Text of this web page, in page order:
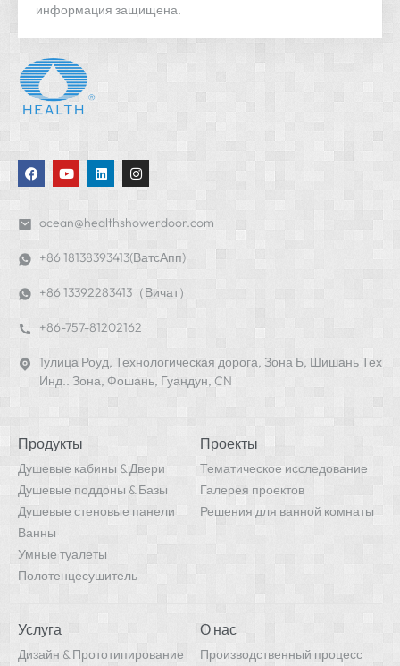
информация защищена.
ocean@healthshowerdoor.com
+86 18138393413(ВатсАпп)
+86 13392283413（Вичат）
+86-757-81202162
1улица Роуд, Технологическая дорога, Зона Б, Шишань Тех
Инд.. Зона, Фошань, Гуандун, CN
Продукты
Душевые кабины & Двери
Душевые поддоны & Базы
Душевые стеновые панели
Ванны
Умные туалеты
Полотенцесушитель
Проекты
Тематическое исследование
Галерея проектов
Решения для ванной комнаты
Услуга
Дизайн & Прототипирование
О нас
Производственный процесс